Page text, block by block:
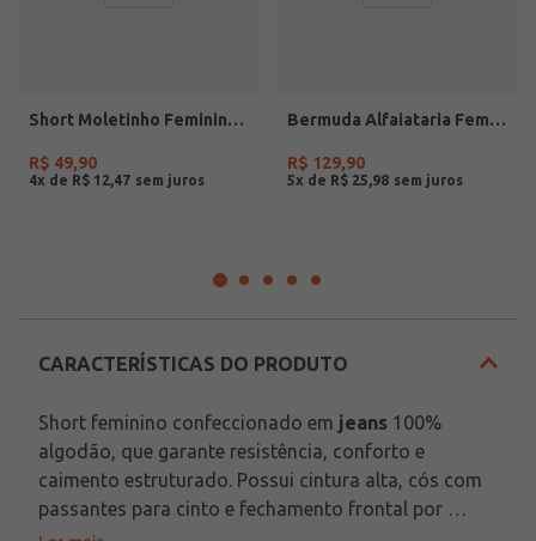
Short Moletinho Feminino BEGE
R$ 49,90
4x de R$ 12 47
Bermuda Alfaiataria Feminina OFF WHITE
R$ 129,90
5x de R$ 25 98
CARACTERÍSTICAS DO PRODUTO
Short feminino confeccionado em jeans 100%
algodão, que garante resistência, conforto e
caimento estruturado. Possui cintura alta, cós com
passantes para cinto e fechamento frontal por